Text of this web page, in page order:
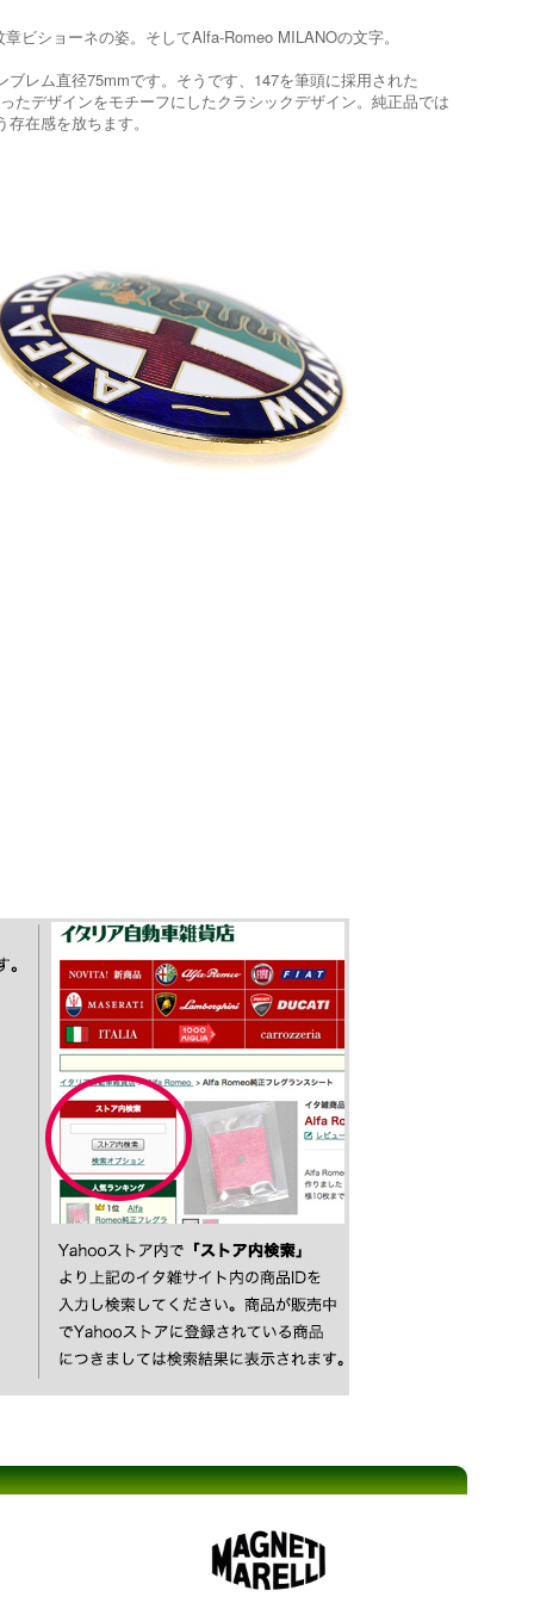
ビショーネの姿。そしてAlfa-Romeo MILANOの文字。
レム直径75mmです。そうです、147を筆頭に採用された
たデザインをモチーフにしたクラシックデザイン。純正品では
在感を放ちます。